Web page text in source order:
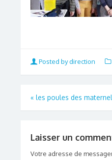
Posted by direction
« les poules des
Laisser un
Votre adresse de